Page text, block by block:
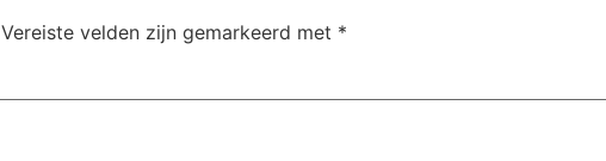
Vereiste velden zijn gemarkeerd met *